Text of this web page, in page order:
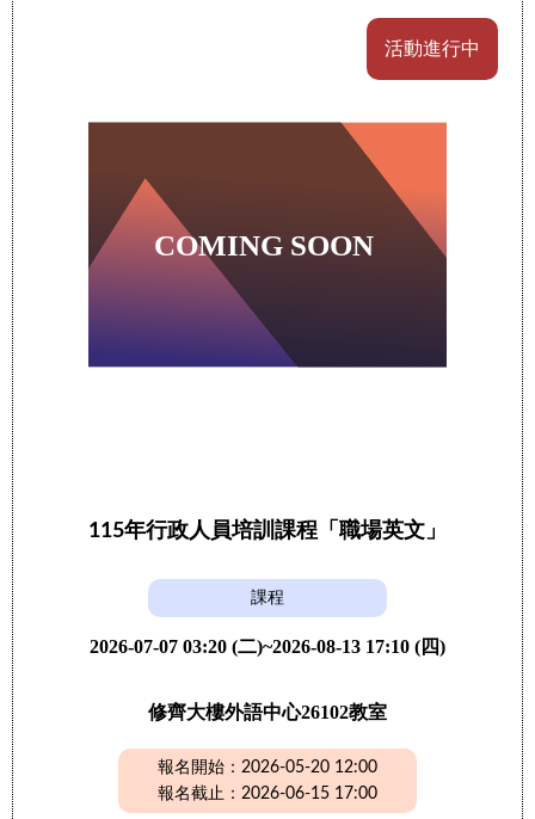
活動進行中
115年行政人員培訓課程「職場英文」
課程
2026-07-07 03:20 (二)~2026-08-13 17:10 (四)
修齊大樓外語中心26102教室
報名開始：2026-05-20 12:00
報名截止：2026-06-15 17:00